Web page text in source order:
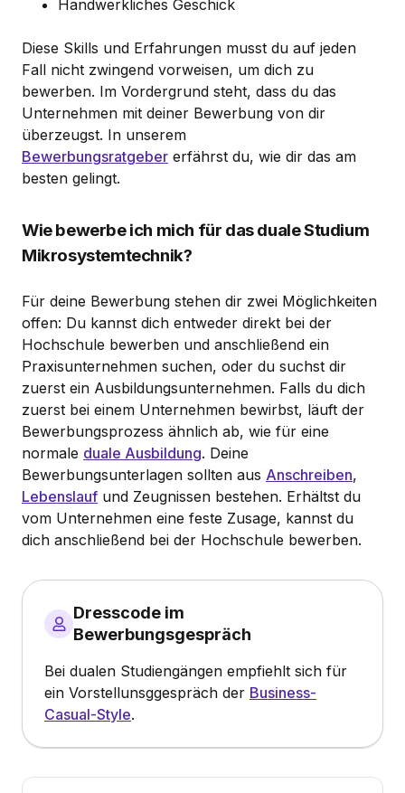
Handwerkliches Geschick
Diese Skills und Erfahrungen musst du auf jeden
Fall nicht zwingend vorweisen, um dich zu
bewerben. Im Vordergrund steht, dass du das
Unternehmen mit deiner Bewerbung von dir
überzeugst. In unserem
Bewerbungsratgeber erfährst du, wie dir das am
besten gelingt.
Wie bewerbe ich mich für das duale Studium
Mikrosystemtechnik?
Für deine Bewerbung stehen dir zwei Möglichkeiten
offen: Du kannst dich entweder direkt bei der
Hochschule bewerben und anschließend ein
Praxisunternehmen suchen, oder du suchst dir
zuerst ein Ausbildungsunternehmen. Falls du dich
zuerst bei einem Unternehmen bewirbst, läuft der
Bewerbungsprozess ähnlich ab, wie für eine
normale duale Ausbildung. Deine
Bewerbungsunterlagen sollten aus Anschreiben,
Lebenslauf und Zeugnissen bestehen. Erhältst du
vom Unternehmen eine feste Zusage, kannst du
dich anschließend bei der Hochschule bewerben.
Dresscode im
Bewerbungsgespräch
Bei dualen Studiengängen empfiehlt sich für
ein Vorstellunsggespräch der Business-
Casual-Style.